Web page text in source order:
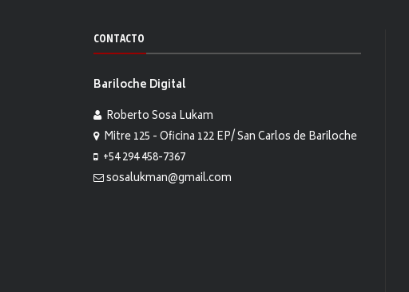
CONTACTO
Bariloche Digital
Roberto Sosa Lukam
Mitre 125 - Oficina 122 EP/ San Carlos de Bariloche
+54 294 458-7367
sosalukman@gmail.com